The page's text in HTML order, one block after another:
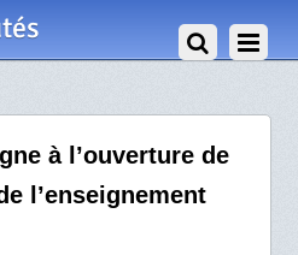
à l’ouverture de
l’enseignement